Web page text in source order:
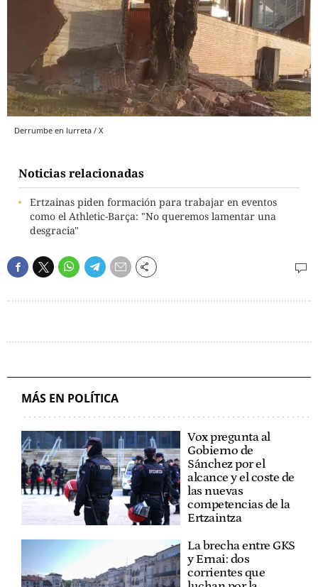
Derrumbe en Iurreta / X
Noticias relacionadas
Ertzainas piden formación para trabajar en eventos
como el Athletic-Barça: "No queremos lamentar una
desgracia"
MÁS EN POLÍTICA
Vox pregunta al
Gobierno de
Sánchez por el
alcance y el coste de
las nuevas
competencias de la
Ertzaintza
La brecha entre GKS
y Ernai: dos
corrientes que